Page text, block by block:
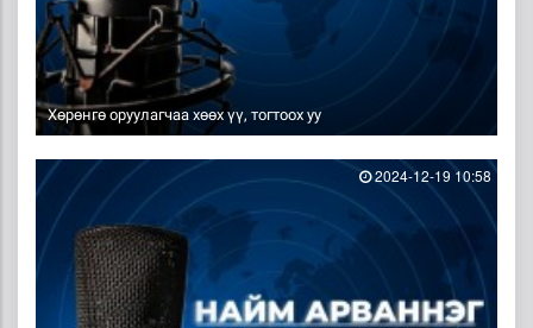
Хөрөнгө оруулагчаа хөөх үү, тогтоох уу
2024-12-19 10:58